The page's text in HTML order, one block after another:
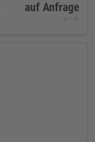
auf Anfrage
je 1 St.